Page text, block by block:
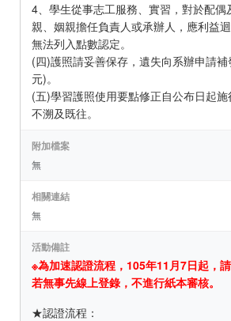
4、學生從事志工服務、實習，對於配偶
親、姻親擔任負責人或承辦人，應利益
無法列入點數認定。
(四)護照請妥善保存，遺失向系辦申請
元)。
(五)學習護照使用要點修正自公布日起
不溯及既往。
附加檔案
無
相關連結
無
活動備註
※為加速認證流程，105年11月7日起，
若無事先線上登錄，不進行紙本審核。
★認證流程：